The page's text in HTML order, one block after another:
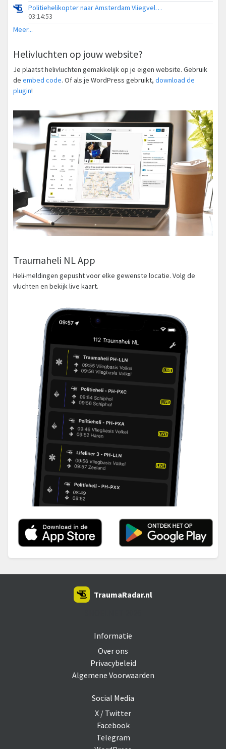
Politiehelikopter naar Amsterdam Vliegveld Schiphol
03:14:53
Meer...
Helivluchten op jouw website?
Je plaatst helivluchten gemakkelijk op je eigen website. Gebruik
de embed code. Of als je WordPress gebruikt, download de
plugin!
Traumaheli NL App
Heli-meldingen gepusht voor elke gewenste locatie. Volg de
vluchten en bekijk live kaart.
Informatie
Over ons
Privacybeleid
Algemene Voorwaarden
Social Media
X / Twitter
Facebook
Telegram
TraumaRadar.nl